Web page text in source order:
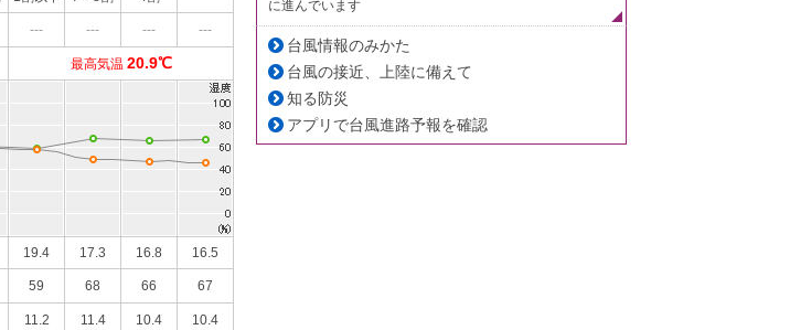
--- --- --- ---
最高気温 20.9℃
19.4 17.3 16.8 16.5
59 68 66 67
11.2 11.4 10.4 10.4
に進んでいます
台風情報のみかた
台風の接近、上陸に備えて
知る防災
アプリで台風進路予報を確認